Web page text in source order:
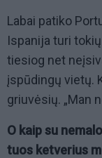
Labai patiko
Ispanija turi
tiesiog net
įspūdingų vietų.
griuvėsių. „Man
O kaip su
tuos ketverius